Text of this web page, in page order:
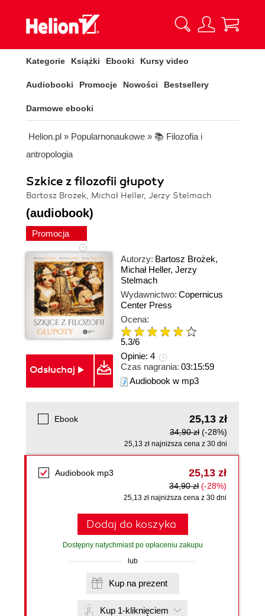
Kategorie Książki Ebooki Kursy video
Audiobooki Promocje Nowości Bestsellery
Darmowe ebooki
Helion.pl » Popularnonaukowe » 📚 Filozofia i
antropologia
Szkice z filozofii głupoty
Bartosz Brożek, Michał Heller, Jerzy Stelmach
(audiobook)
Promocja
Odsłuchaj
Autorzy: Bartosz Brożek,
Michał Heller, Jerzy
Stelmach
Wydawnictwo: Copernicus
Center Press
Ocena:
5.3/6
Opinie: 4
Czas nagrania: 03:15:59
Audiobook w mp3
Ebook 25,13 zł
34,90 zł (-28%)
25,13 zł najniższa cena z 30 dni
Audiobook mp3 25,13 zł
34,90 zł (-28%)
25,13 zł najniższa cena z 30 dni
Dodaj do koszyka
Dostępny natychmiast po opłaceniu zakupu
lub
Kup na prezent
Kup 1-kliknięciem